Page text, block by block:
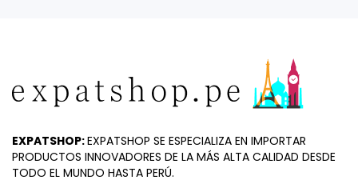
EXPATSHOP:EXPATSHOP SE ESPECIALIZA EN IMPORTAR
PRODUCTOS INNOVADORES DE LA MÁS ALTA CALIDAD DESDE
TODO EL MUNDO HASTA PERÚ.